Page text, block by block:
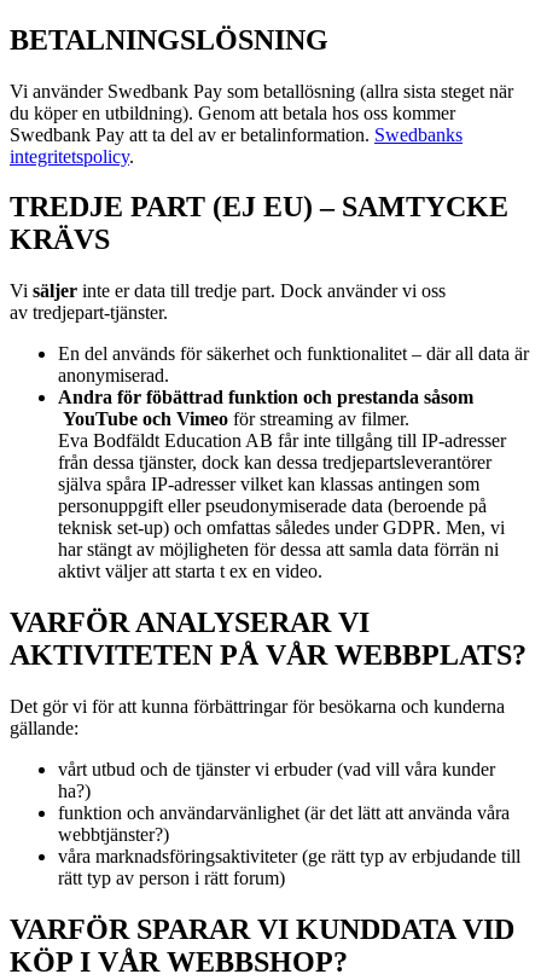
BETALNINGSLÖSNING
Vi använder Swedbank Pay som betallösning (allra sista steget när
du köper en utbildning). Genom att betala hos oss kommer
Swedbank Pay att ta del av er betalinformation. Swedbanks
integritetspolicy.
TREDJE PART (EJ EU) – SAMTYCKE
KRÄVS
Vi säljer inte er data till tredje part. Dock använder vi oss
av tredjepart-tjänster.
En del används för säkerhet och funktionalitet – där all data är
anonymiserad.
Andra för föbättrad funktion och prestanda såsom
YouTube och Vimeo för streaming av filmer.
Eva Bodfäldt Education AB får inte tillgång till IP-adresser
från dessa tjänster, dock kan dessa tredjepartsleverantörer
själva spåra IP-adresser vilket kan klassas antingen som
personuppgift eller pseudonymiserade data (beroende på
teknisk set-up) och omfattas således under GDPR. Men, vi
har stängt av möjligheten för dessa att samla data förrän ni
aktivt väljer att starta t ex en video.
VARFÖR ANALYSERAR VI
AKTIVITETEN PÅ VÅR WEBBPLATS?
Det gör vi för att kunna förbättringar för besökarna och kunderna
gällande:
vårt utbud och de tjänster vi erbuder (vad vill våra kunder
ha?)
funktion och användarvänlighet (är det lätt att använda våra
webbtjänster?)
våra marknadsföringsaktiviteter (ge rätt typ av erbjudande till
rätt typ av person i rätt forum)
VARFÖR SPARAR VI KUNDDATA VID
KÖP I VÅR WEBBSHOP?